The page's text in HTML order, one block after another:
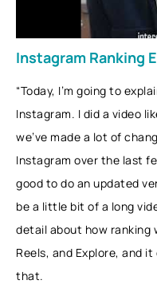
Instagram Ranking
“Today, I’m going to
Instagram. I did a video
we’ve made a lot of
Instagram over the last
good to do an updated
be a little bit of a long
detail about how ranking
Reels, and Explore, and
that.